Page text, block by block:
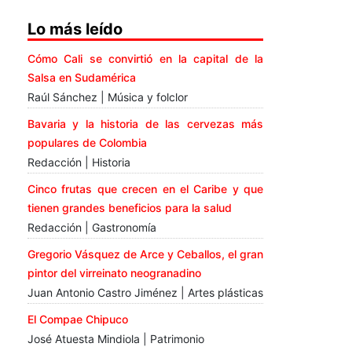
Lo más leído
Cómo Cali se convirtió en la capital de la
Salsa en Sudamérica
Raúl Sánchez | Música y folclor
Bavaria y la historia de las cervezas más
populares de Colombia
Redacción | Historia
Cinco frutas que crecen en el Caribe y que
tienen grandes beneficios para la salud
Redacción | Gastronomía
Gregorio Vásquez de Arce y Ceballos, el gran
pintor del virreinato neogranadino
Juan Antonio Castro Jiménez | Artes plásticas
El Compae Chipuco
José Atuesta Mindiola | Patrimonio